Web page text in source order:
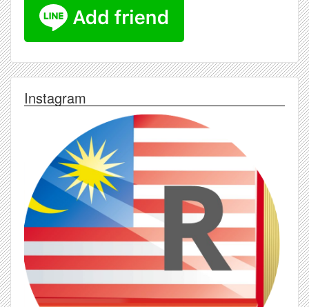
Instagram